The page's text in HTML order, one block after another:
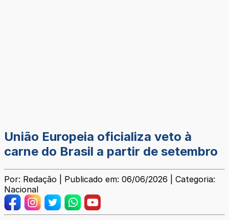
União Europeia oficializa veto à
carne do Brasil a partir de setembro
Por: Redação | Publicado em: 06/06/2026 | Categoria:
Nacional